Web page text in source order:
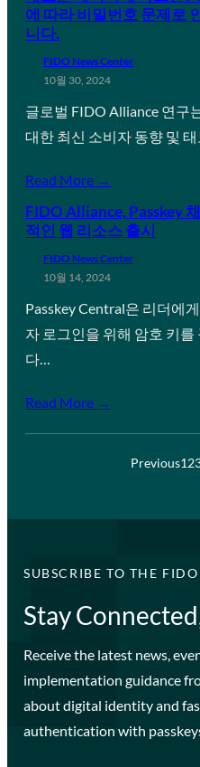
에 따라 비밀번호 문제로
니다.
FIDO News Center
10월 30, 2024
글로벌 FIDO Alliance 연구
대한 최신 소비자 동향 및 태
Read More →
FIDO Alliance, Passkey
적인 웹 리소스 출시
FIDO News Center
10월 14, 2024
Passkey Central은 리더에
자 로그인을 위해 암호 키
다…
Read More →
Previous12
SUBSCRIBE TO THE
Stay
Receive the latest news,
implementation guidance
about digital identity and
authentication with